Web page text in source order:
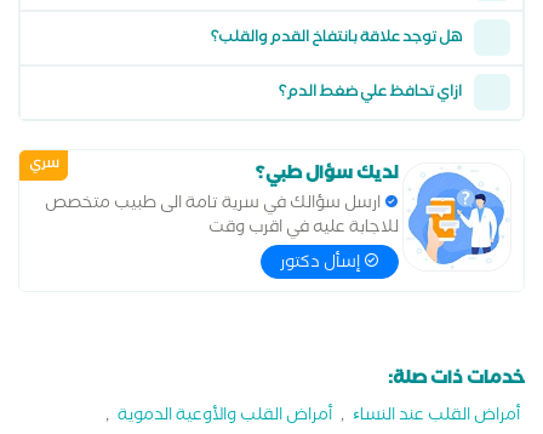
هل توجد علاقة بانتفاخ القدم والقلب؟
ازاي تحافظ علي ضغط الدم؟
سري لديك سؤال طبي؟
ارسل سؤالك في سرية تامة الى طبيب متخصص
للاجابة عليه في اقرب وقت
إسأل دكتور
خدمات ذات صلة:
أمراض القلب عند النساﺀ , أمراض القلب والأوعية الدموية ,